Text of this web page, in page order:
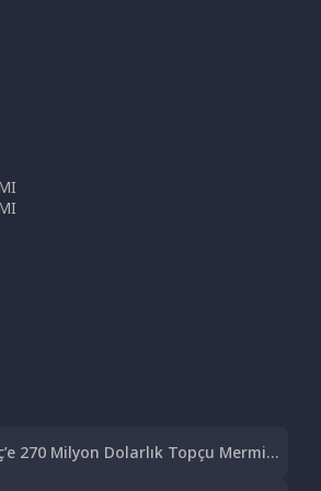
270 Milyon Dolarlık Topçu Mermisi